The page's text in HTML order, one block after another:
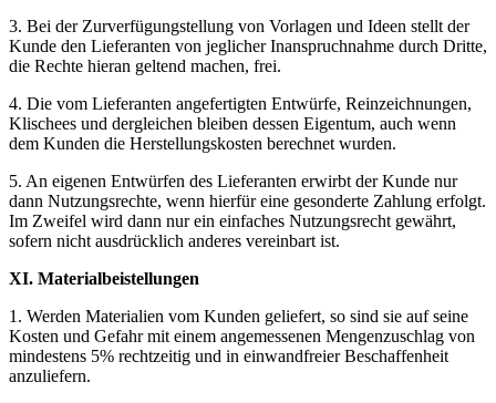
3. Bei der Zurverfügungstellung von Vorlagen und Ideen stellt der
Kunde den Lieferanten von jeglicher Inanspruchnahme durch Dritte,
die Rechte hieran geltend machen, frei.
4. Die vom Lieferanten angefertigten Entwürfe, Reinzeichnungen,
Klischees und dergleichen bleiben dessen Eigentum, auch wenn
dem Kunden die Herstellungskosten berechnet wurden.
5. An eigenen Entwürfen des Lieferanten erwirbt der Kunde nur
dann Nutzungsrechte, wenn hierfür eine gesonderte Zahlung erfolgt.
Im Zweifel wird dann nur ein einfaches Nutzungsrecht gewährt,
sofern nicht ausdrücklich anderes vereinbart ist.
XI. Materialbeistellungen
1. Werden Materialien vom Kunden geliefert, so sind sie auf seine
Kosten und Gefahr mit einem angemessenen Mengenzuschlag von
mindestens 5% rechtzeitig und in einwandfreier Beschaffenheit
anzuliefern.